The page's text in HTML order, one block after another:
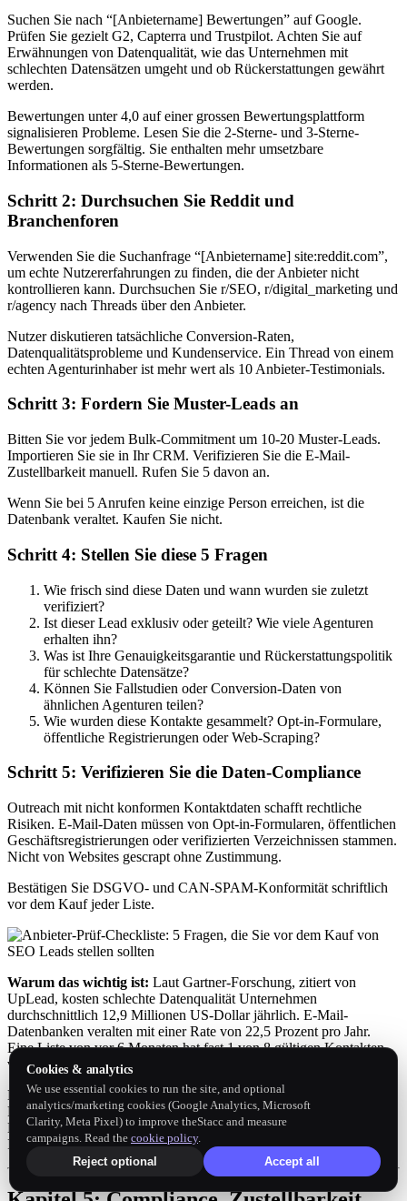
Suchen Sie nach “[Anbietername] Bewertungen” auf Google.
Prüfen Sie gezielt G2, Capterra und Trustpilot. Achten Sie auf
Erwähnungen von Datenqualität, wie das Unternehmen mit
schlechten Datensätzen umgeht und ob Rückerstattungen gewährt
werden.
Bewertungen unter 4,0 auf einer grossen Bewertungsplattform
signalisieren Probleme. Lesen Sie die 2-Sterne- und 3-Sterne-
Bewertungen sorgfältig. Sie enthalten mehr umsetzbare
Informationen als 5-Sterne-Bewertungen.
Schritt 2: Durchsuchen Sie Reddit und
Branchenforen
Verwenden Sie die Suchanfrage “[Anbietername] site:reddit.com”,
um echte Nutzererfahrungen zu finden, die der Anbieter nicht
kontrollieren kann. Durchsuchen Sie r/SEO, r/digital_marketing und
r/agency nach Threads über den Anbieter.
Nutzer diskutieren tatsächliche Conversion-Raten,
Datenqualitätsprobleme und Kundenservice. Ein Thread von einem
echten Agenturinhaber ist mehr wert als 10 Anbieter-Testimonials.
Schritt 3: Fordern Sie Muster-Leads an
Bitten Sie vor jedem Bulk-Commitment um 10-20 Muster-Leads.
Importieren Sie sie in Ihr CRM. Verifizieren Sie die E-Mail-
Zustellbarkeit manuell. Rufen Sie 5 davon an.
Wenn Sie bei 5 Anrufen keine einzige Person erreichen, ist die
Datenbank veraltet. Kaufen Sie nicht.
Schritt 4: Stellen Sie diese 5 Fragen
Wie frisch sind diese Daten und wann wurden sie zuletzt
verifiziert?
Ist dieser Lead exklusiv oder geteilt? Wie viele Agenturen
erhalten ihn?
Was ist Ihre Genauigkeitsgarantie und Rückerstattungspolitik
für schlechte Datensätze?
Können Sie Fallstudien oder Conversion-Daten von
ähnlichen Agenturen teilen?
Wie wurden diese Kontakte gesammelt? Opt-in-Formulare,
öffentliche Registrierungen oder Web-Scraping?
Schritt 5: Verifizieren Sie die Daten-Compliance
Outreach mit nicht konformen Kontaktdaten schafft rechtliche
Risiken. E-Mail-Daten müssen von Opt-in-Formularen, öffentlichen
Geschäftsregistrierungen oder verifizierten Verzeichnissen stammen.
Nicht von Websites gescrapt ohne Zustimmung.
Bestätigen Sie DSGVO- und CAN-SPAM-Konformität schriftlich
vor dem Kauf jeder Liste.
Warum das wichtig ist: Laut Gartner-Forschung, zitiert von
UpLead, kosten schlechte Datenqualität Unternehmen
durchschnittlich 12,9 Millionen US-Dollar jährlich. E-Mail-
Datenbanken veralten mit einer Rate von 22,5 Prozent pro Jahr.
Eine Liste von vor 6 Monaten hat fast 1 von 8 gültigen Kontakten
verloren.
Ein einziger Bulk-Kauf schlechter Daten setzt Ihre Prospecting-
Pipeline um Wochen zurück. Er verschwendet die Outreach-
Kapazität Ihres Vertriebsteams auf tote Kontakte. Und er schädigt
Ihren Domain-Ruf, wenn die Bounce-Raten in die Höhe schnellen.
Cookies & analytics
We use essential cookies to run the site, and optional
analytics/marketing cookies (Google Analytics, Microsoft
Clarity, Meta Pixel) to improve theStacc and measure
campaigns. Read the cookie policy.
Reject optional
Accept all